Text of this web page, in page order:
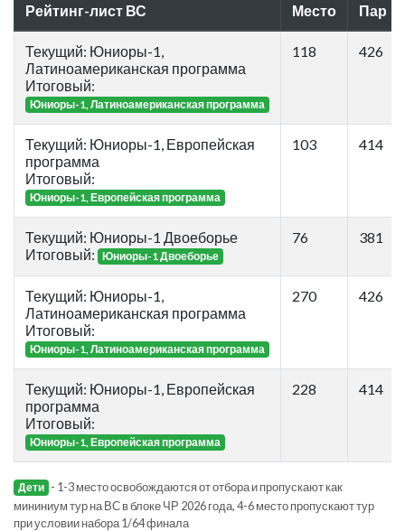
Рейтинг-лист ВС Место Пар
Текущий: Юниоры-1,
Латиноамериканская программа
Итоговый:
Юниоры-1, Латиноамериканская программа
118 426
Текущий: Юниоры-1, Европейская
программа
Итоговый:
Юниоры-1, Европейская программа
103 414
Текущий: Юниоры-1 Двоеборье
Итоговый: Юниоры-1 Двоеборье
76 381
Текущий: Юниоры-1,
Латиноамериканская программа
Итоговый:
Юниоры-1, Латиноамериканская программа
270 426
Текущий: Юниоры-1, Европейская
программа
Итоговый:
Юниоры-1, Европейская программа
228 414
Дети - 1-3 место освобождаются от отбора и пропускают как
мининиум тур на ВС в блоке ЧР 2026 года, 4-6 место пропускают тур
при условии набора 1/64 финала